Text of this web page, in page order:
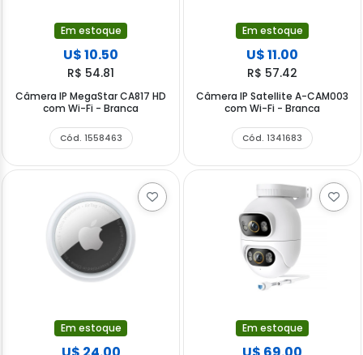
Em estoque
U$ 10.50
R$ 54.81
Câmera IP MegaStar CA817 HD
com Wi-Fi - Branca
Cód. 1558463
Em estoque
U$ 11.00
R$ 57.42
Câmera IP Satellite A-CAM003
com Wi-Fi - Branca
Cód. 1341683
Em estoque Em estoque